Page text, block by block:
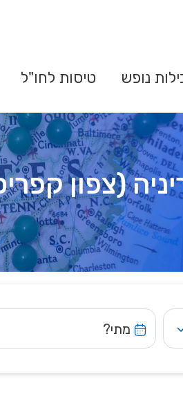
נופש טיסות לחו"ל
(צפון
מתי?